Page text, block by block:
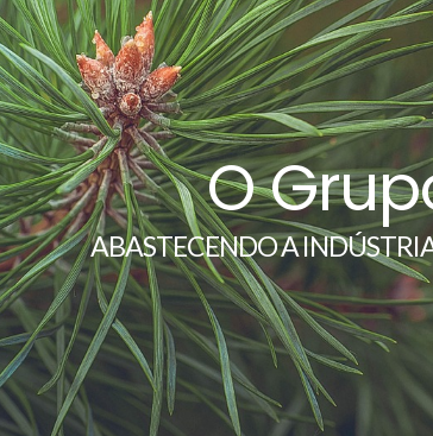
OGrup
ABASTECENDO A